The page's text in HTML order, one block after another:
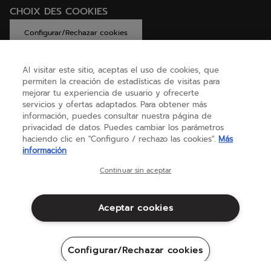
CHOIX DES COOKIES
Configurar/Rechazar cookies
AYUDA
SOBRE NOSOTROS
Aviso legal
Cookies
Al visitar este sitio, aceptas el uso de cookies, que
permiten la creación de estadísticas de visitas para
mejorar tu experiencia de usuario y ofrecerte
servicios y ofertas adaptados. Para obtener más
información, puedes consultar nuestra página de
privacidad de datos. Puedes cambiar los parámetros
haciendo clic en "Configuro / rechazo las cookies". Más
información
Continuar sin aceptar
Aceptar cookies
Configurar/Rechazar cookies